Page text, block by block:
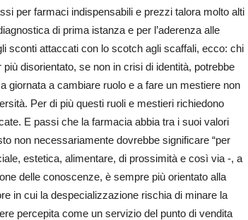
per farmaci indispensabili e prezzi talora molto alti
di prima istanza e per l’aderenza alle
sconti attaccati con lo scotch agli scaffali, ecco: chi
disorientato, se non in crisi di identità, potrebbe
giornata a cambiare ruolo e a fare un mestiere non
Per di più questi ruoli e mestieri richiedono
E passi che la farmacia abbia tra i suoi valori
non necessariamente dovrebbe significare “per
estetica, alimentare, di prossimità e così via -, a
delle conoscenze, è sempre più orientato alla
in cui la despecializzazione rischia di minare la
percepita come un servizio del punto di vendita